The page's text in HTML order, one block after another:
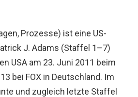
Prozesse) ist eine US-
J. Adams (Staffel 1–7)
USA am 23. Juni 2011 beim
bei FOX in Deutschland. Im
und zugleich letzte Staffel